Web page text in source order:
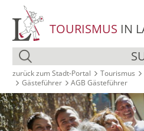
TOURISMUS IN
zurück zum Stadt‑Portal Tourismus
Gästeführer
AGB Gästeführer